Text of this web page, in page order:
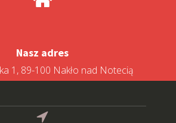
Nasz adres
1, 89-100 Nakło nad Notecią